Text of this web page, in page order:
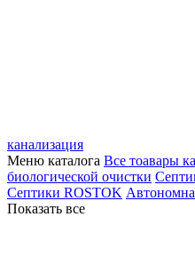
канализация
Меню каталога Все тоавары
биологической очистки
Септики ROSTOK
Показать все